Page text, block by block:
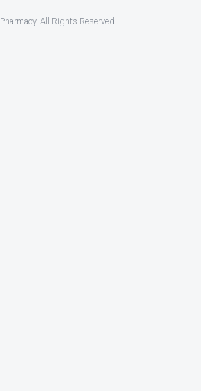
All Rights Reserved.